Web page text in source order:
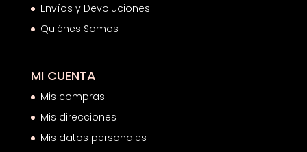
Envíos y Devoluciones
Quiénes Somos
MI CUENTA
Mis compras
Mis direcciones
Mis datos personales